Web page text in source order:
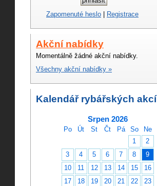
Zapomenuté heslo | Registrace
Akční nabídky
Momentálně žádné akční nabídky.
Všechny akční nabídky »
Kalendář rybářských akcí
Srpen 2026
Po Út St Čt Pá So
Ne
1
2
3
4 5 6 7 8
9
10
11 12 13 14 15
16
17
18 19 20 21 22
23